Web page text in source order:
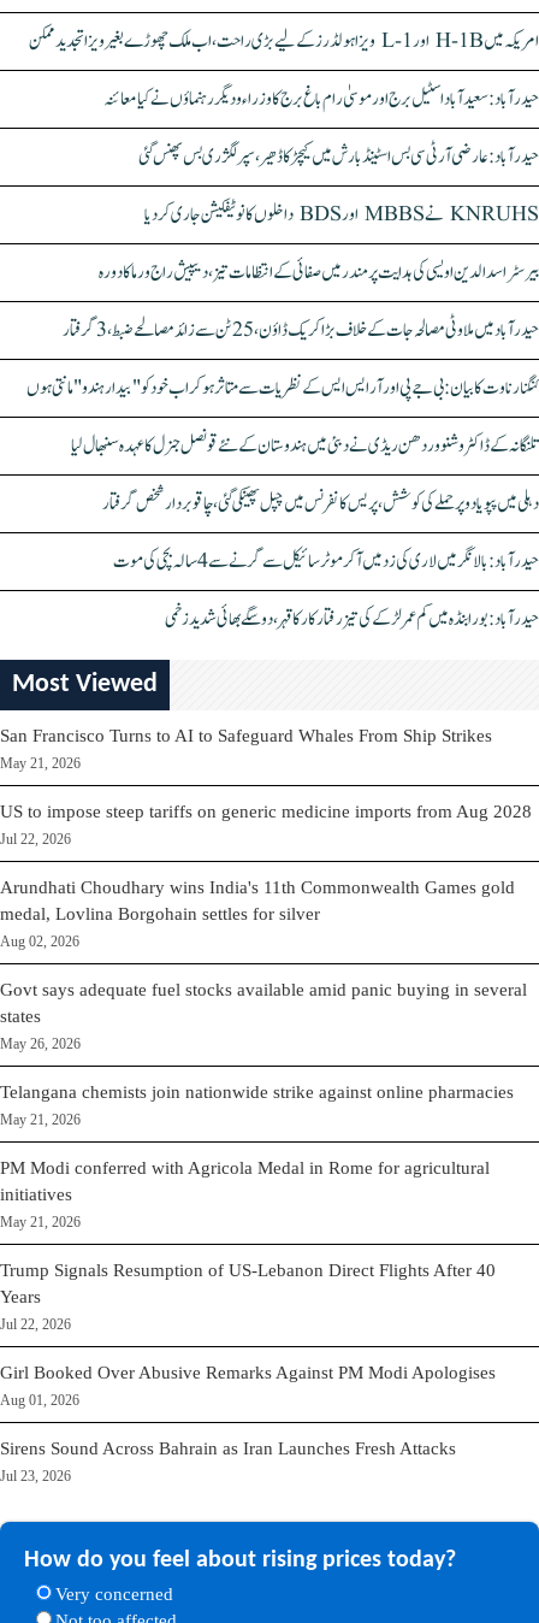
امریکہ میں H-1B اور L-1 ویزا ہولڈرز کے لیے بڑی راحت، اب ملک چھوڑے بغیر ویزا تجدید ممکن
حیدرآباد: سعیدآباد اسٹیل برج اور موسیٰ رام باغ برج کا وزراء و دیگر رہنماؤں نے کیا معائنہ
حیدرآباد: عارضی آر ٹی سی بس اسٹینڈ بارش میں کیچڑ کا ڈھیر، سپر لگژری بس پھنس گئی
KNRUHS نے MBBS اور BDS داخلوں کا نوٹیفکیشن جاری کر دیا
بیرسٹر اسدالدین اویسی کی ہدایت پر مندر میں صفائی کے انتظامات تیز، دیپیش راج ورما کا دورہ
حیدرآباد میں ملاوٹی مصالحہ جات کے خلاف بڑا کریک ڈاؤن، 25 ٹن سے زائد مصالحے ضبط، 3 گرفتار
کنگنا رناوت کا بیان: بی جے پی اور آر ایس ایس کے نظریات سے متاثر ہو کر اب خود کو "بیدار ہندو" مانتی ہوں
تلنگانہ کے ڈاکٹر وشنو وردھن ریڈی نے دبئی میں ہندوستان کے نئے قونصل جنرل کا عہدہ سنبھال لیا
دہلی میں پپو یادو پر حملے کی کوشش، پریس کانفرنس میں چپل پھینکی گئی، چاقو بردار شخص گرفتار
حیدرآباد: بالا نگر میں لاری کی زد میں آکر موٹرسائیکل سے گرنے سے 4 سالہ بچی کی موت
حیدرآباد: بورابنڈہ میں کم عمر لڑکے کی تیز رفتار کار کا قہر، دو سگے بھائی شدید زخمی
Most Viewed
San Francisco Turns to AI to Safeguard Whales From Ship Strikes
May 21, 2026
US to impose steep tariffs on generic medicine imports from Aug 2028
Jul 22, 2026
Arundhati Choudhary wins India's 11th Commonwealth Games gold
medal, Lovlina Borgohain settles for silver
Aug 02, 2026
Govt says adequate fuel stocks available amid panic buying in several
states
May 26, 2026
Telangana chemists join nationwide strike against online pharmacies
May 21, 2026
PM Modi conferred with Agricola Medal in Rome for agricultural
initiatives
May 21, 2026
Trump Signals Resumption of US-Lebanon Direct Flights After 40
Years
Jul 22, 2026
Girl Booked Over Abusive Remarks Against PM Modi Apologises
Aug 01, 2026
Sirens Sound Across Bahrain as Iran Launches Fresh Attacks
Jul 23, 2026
How do you feel about rising prices today?
Very concerned